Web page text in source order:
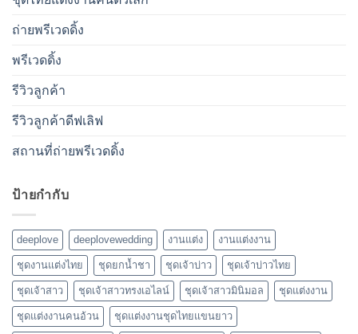
ถ่ายพรีเวดดิ้ง
พรีเวดดิ้ง
รีวิวลูกค้า
รีวิวลูกค้าดีฟเลิฟ
สถานที่ถ่ายพรีเวดดิ้ง
ป้ายกำกับ
deeplove deeplovewedding งานแต่ง งานแต่งงาน
ชุดงานแต่งไทย ชุดยกน้ำชา ชุดเจ้าบ่าว ชุดเจ้าบ่าวไทย
ชุดเจ้าสาว ชุดเจ้าสาวทรงเอไลน์ ชุดเจ้าสาวมินิมอล ชุดแต่งงาน
ชุดแต่งงานคนอ้วน ชุดแต่งงานชุดไทยแขนยาว